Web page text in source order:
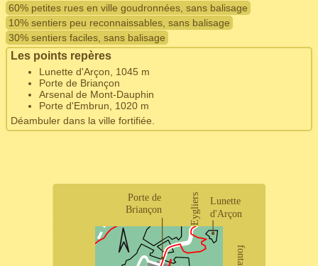
60% petites rues en ville goudronnées, sans balisage
10% sentiers peu reconnaissables, sans balisage
30% sentiers faciles, sans balisage
Les points repères
Lunette d'Arçon, 1045 m
Porte de Briançon
Arsenal de Mont-Dauphin
Porte d'Embrun, 1020 m
Déambuler dans la ville fortifiée.